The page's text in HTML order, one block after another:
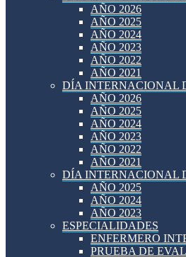
AÑO 2026
AÑO 2025
AÑO 2024
AÑO 2023
AÑO 2022
AÑO 2021
DÍA INTERNACIONAL
AÑO 2026
AÑO 2025
AÑO 2024
AÑO 2023
AÑO 2022
AÑO 2021
DÍA INTERNACIONAL
AÑO 2025
AÑO 2024
AÑO 2023
ESPECIALIDADES
ENFERMERO
PRUEBA DE